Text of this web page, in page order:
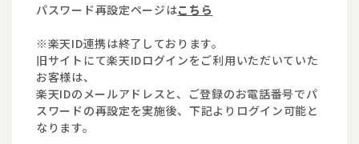
パスワード再設定ページはこちら
※楽天ID連携は終了しております。
旧サイトにて楽天IDログインをご利用いただいていた
お客様は、
楽天IDのメールアドレスと、ご登録のお電話番号でパ
スワードの再設定を実施後、下記よりログイン可能と
なります。